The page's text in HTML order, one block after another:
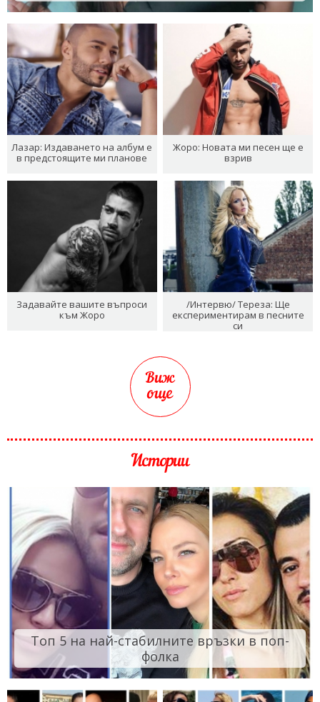
Лазар: Издаването на албум е
в предстоящите ми планове
Жоро: Новата ми песен ще е
взрив
Задавайте вашите въпроси
към Жоро
/Интервю/ Тереза: Ще
експериментирам в песните
си
Виж
още
Истории
Топ 5 на най-стабилните връзки в поп-
фолка